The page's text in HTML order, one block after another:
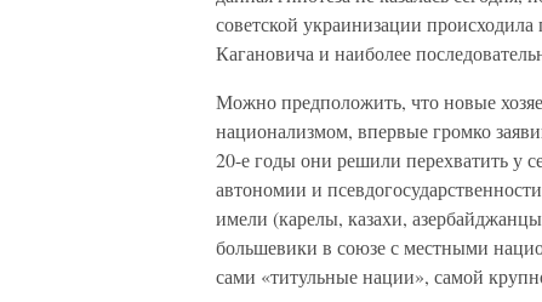
советской украинизации
Кагановича и наиболее
Можно предположить, что новые
национализмом, впервые громко
20-е годы они решили перехватить у
автономии и
имели (карелы, казахи,
большевики в союзе с местными
сами «титульные нации», самой